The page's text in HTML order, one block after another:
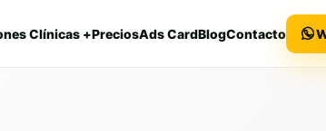
Clínicas +PreciosAds CardBlogContacto